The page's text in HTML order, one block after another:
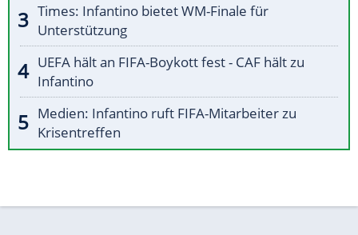
Times: Infantino bietet WM-Finale für
Unterstützung
UEFA hält an FIFA-Boykott fest - CAF hält zu
Infantino
Medien: Infantino ruft FIFA-Mitarbeiter zu
Krisentreffen